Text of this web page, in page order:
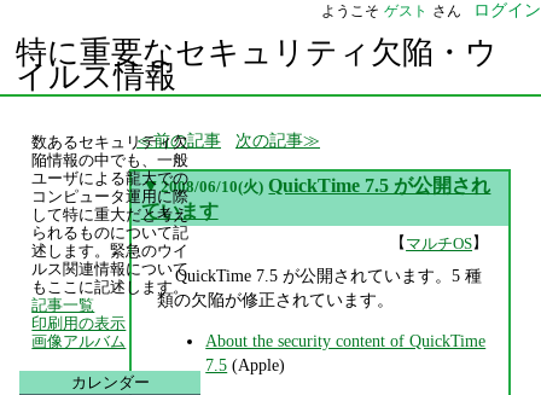
ようこそ ゲスト さん ログイン
特に重要なセキュリティ欠陥・ウ
イルス情報
前の記事 次の記事
▼ 2008/06/10(火) QuickTime 7.5 が公開され
ています
【マルチOS】
QuickTime 7.5 が公開されています。5 種
類の欠陥が修正されています。
About the security content of QuickTime
7.5 (Apple)
数あるセキュリティ欠
陥情報の中でも、一般
ユーザによる龍大での
コンピュータ運用に際
して特に重大だと考え
られるものについて記
述します。緊急のウイ
ルス関連情報について
もここに記述します。
記事一覧
印刷用の表示
画像アルバム
カレンダー